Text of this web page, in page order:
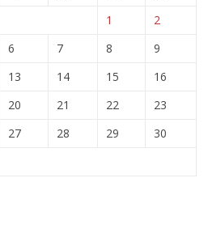
1
2
6 7 8
9
13 14 15
16
20 21 22
23
27 28 29
30